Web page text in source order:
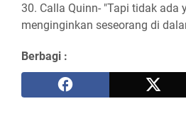
30. Calla Quinn- "Tapi tidak
menginginkan seseorang di
Berbagi :